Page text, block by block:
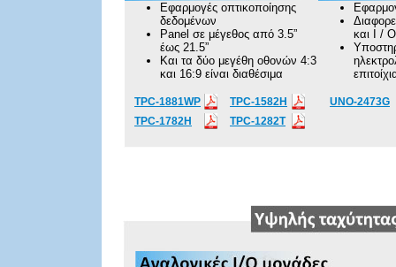
Εφαρμογές οπτικοποίησης
δεδομένων
Panel σε μέγεθος από 3.5”
έως 21.5”
Και τα δύο μεγέθη οθονών 4:3
και 16:9 είναι διαθέσιμα
TPC-1881WP
TPC-1582H
TPC-1782H
TPC-1282T
και I / O
UNO-2473G